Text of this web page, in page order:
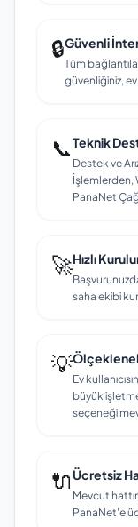
🔒Güvenli
Tüm
güvenliğiniz, ev
📞Teknik
Destek ve
İşlemlerden,
PanaNet
🚀Hızlı
saha ekibi
💡
Ev
büyük
seçeneği
🔌Ücretsiz
Mevcut
PanaNet'e